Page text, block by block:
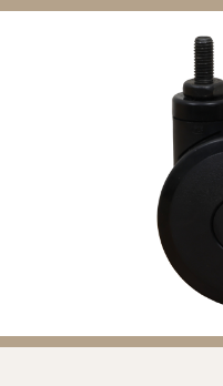
福祉用具レンタル卸事業